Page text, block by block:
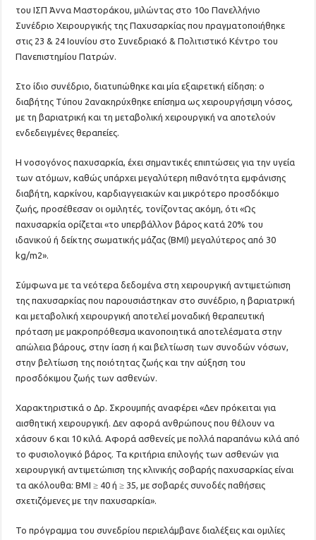
του ΙΣΠ Άννα Μαστοράκου, μιλώντας στο 10ο Πανελλήνιο
Συνέδριο Χειρουργικής της Παχυσαρκίας που πραγματοποιήθηκε
στις 23 & 24 Ιουνίου στο Συνεδριακό & Πολιτιστικό Κέντρο του
Πανεπιστημίου Πατρών.
Στο ίδιο συνέδριο, διατυπώθηκε και μία εξαιρετική είδηση: ο
διαβήτης Τύπου 2ανακηρύχθηκε επίσημα ως χειρουργήσιμη νόσος,
με τη βαριατρική και τη μεταβολική χειρουργική να αποτελούν
ενδεδειγμένες θεραπείες.
Η νοσογόνος παχυσαρκία, έχει σημαντικές επιπτώσεις για την υγεία
των ατόμων, καθώς υπάρχει μεγαλύτερη πιθανότητα εμφάνισης
διαβήτη, καρκίνου, καρδιαγγειακών και μικρότερο προσδόκιμο
ζωής, προσέθεσαν οι ομιλητές, τονίζοντας ακόμη, ότι «Ως
παχυσαρκία ορίζεται «το υπερβάλλον βάρος κατά 20% του
ιδανικού ή δείκτης σωματικής μάζας (BMI) μεγαλύτερος από 30
kg/m2».
Σύμφωνα με τα νεότερα δεδομένα στη χειρουργική αντιμετώπιση
της παχυσαρκίας που παρουσιάστηκαν στο συνέδριο, η βαριατρική
και μεταβολική χειρουργική αποτελεί μοναδική θεραπευτική
πρόταση με μακροπρόθεσμα ικανοποιητικά αποτελέσματα στην
απώλεια βάρους, στην ίαση ή και βελτίωση των συνοδών νόσων,
στην βελτίωση της ποιότητας ζωής και την αύξηση του
προσδόκιμου ζωής των ασθενών.
Χαρακτηριστικά ο Δρ. Σκρουμπής αναφέρει «Δεν πρόκειται για
αισθητική χειρουργική. Δεν αφορά ανθρώπους που θέλουν να
χάσουν 6 και 10 κιλά. Αφορά ασθενείς με πολλά παραπάνω κιλά από
το φυσιολογικό βάρος. Τα κριτήρια επιλογής των ασθενών για
χειρουργική αντιμετώπιση της κλινικής σοβαρής παχυσαρκίας είναι
τα ακόλουθα: BMI ≥ 40 ή ≥ 35, με σοβαρές συνοδές παθήσεις
σχετιζόμενες με την παχυσαρκία».
Το πρόγραμμα του συνεδρίου περιελάμβανε διαλέξεις και ομιλίες